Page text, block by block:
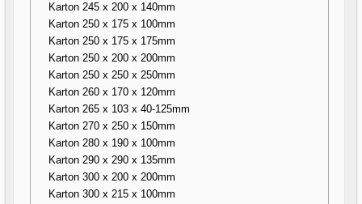
Karton 245 x 200 x 140mm
Karton 250 x 175 x 100mm
Karton 250 x 175 x 175mm
Karton 250 x 200 x 200mm
Karton 250 x 250 x 250mm
Karton 260 x 170 x 120mm
Karton 265 x 103 x 40-125mm
Karton 270 x 250 x 150mm
Karton 280 x 190 x 100mm
Karton 290 x 290 x 135mm
Karton 300 x 200 x 200mm
Karton 300 x 215 x 100mm